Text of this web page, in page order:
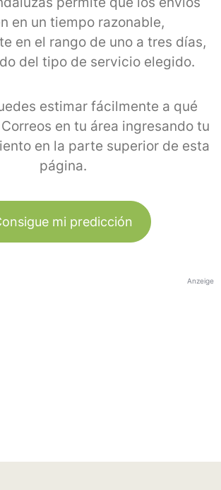
en un tiempo razonable,
en el rango de uno a tres días,
del tipo de servicio elegido.
estimar fácilmente a qué
en tu área ingresando tu
en la parte superior de esta
página.
mi predicción
Anzeige